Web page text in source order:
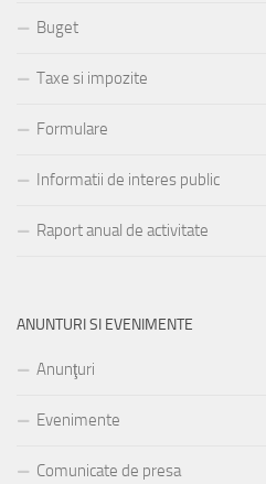
Buget
Taxe si impozite
Formulare
Informatii de interes public
Raport anual de activitate
ANUNTURI SI EVENIMENTE
Anunţuri
Evenimente
Comunicate de presa